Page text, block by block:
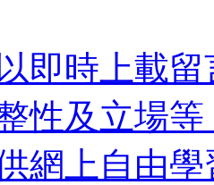
即時上載
性及立場
網上自由